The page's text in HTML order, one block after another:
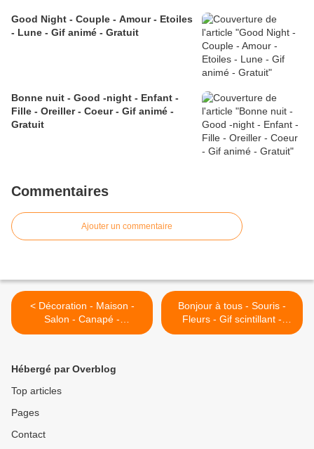
Good Night - Couple - Amour - Etoiles
- Lune - Gif animé - Gratuit
Bonne nuit - Good -night - Enfant -
Fille - Oreiller - Coeur - Gif animé -
Gratuit
Commentaires
Ajouter un commentaire
< Décoration - Maison -
Salon - Canapé -
Photographie - Wallpaper -
Bonjour à tous - Souris -
Fleurs - Gif scintillant -
Gratuit >
Hébergé par Overblog
Top articles
Pages
Contact